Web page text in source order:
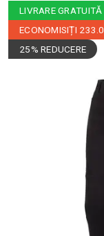
LIVRARE GRATUITĂ
ECONOMISIȚI
25% REDUCERE